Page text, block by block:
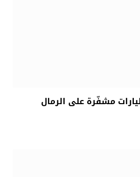
مشفّرة على الرمال